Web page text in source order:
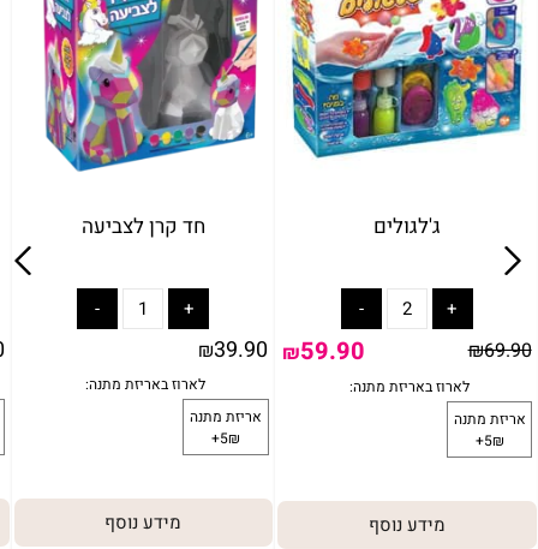
חד קרן לצביעה
₪39.90
מידע נוסף
ג'לגולים
₪69.90
₪59.90
מידע נוסף